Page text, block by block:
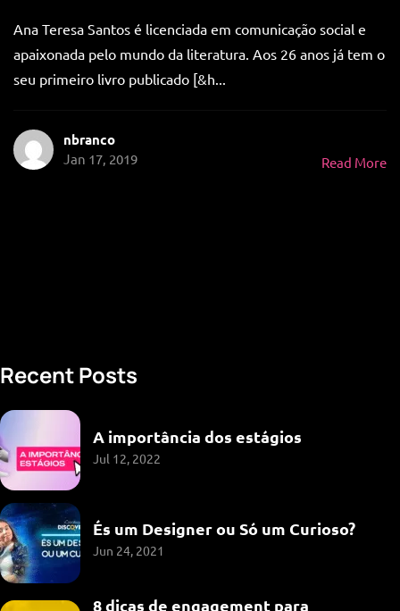
Ana Teresa Santos é licenciada em comunicação social e
apaixonada pelo mundo da literatura. Aos 26 anos já tem o
seu primeiro livro publicado [&h...
nbranco
Jan 17, 2019 Read More
Recent Posts
A importância dos estágios
Jul 12, 2022
És um Designer ou Só um Curioso?
Jun 24, 2021
8 dicas de engagement para